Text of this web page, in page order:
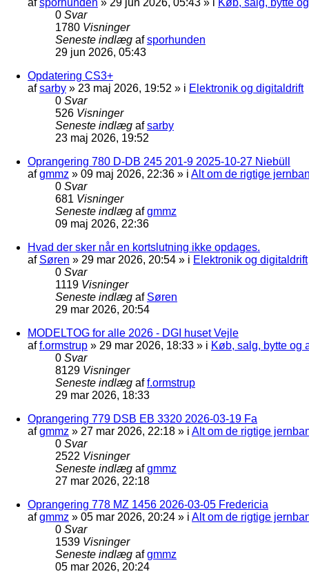
0 Svar
1780 Visninger
Seneste indlæg afsporhunden
29 jun 2026, 05:43
Opdatering CS3+
afsarby » 23 maj 2026, 19:52 » i Elektronik og digitaldrift
0 Svar
526 Visninger
Seneste indlæg afsarby
23 maj 2026, 19:52
Oprangering 780 D-DB 245 201-9 2025-10-27 Niebüll
afgmmz » 09 maj 2026, 22:36 » i Alt om de rigtige
0 Svar
681 Visninger
Seneste indlæg afgmmz
09 maj 2026, 22:36
Hvad der sker når en kortslutning ikke opdages.
af Søren » 29 mar 2026, 20:54 » i Elektronik og digitaldrift
0 Svar
1119 Visninger
Seneste indlæg af Søren
29 mar 2026, 20:54
MODELTOG for alle 2026 - DGI huset Vejle
aff.ormstrup » 29 mar 2026, 18:33 » i Køb, salg, bytte og
0 Svar
8129 Visninger
Seneste indlæg aff.ormstrup
29 mar 2026, 18:33
Oprangering 779 DSB EB 3320 2026-03-19 Fa
afgmmz » 27 mar 2026, 22:18 » i Alt om de rigtige
0 Svar
2522 Visninger
Seneste indlæg afgmmz
27 mar 2026, 22:18
Oprangering 778 MZ 1456 2026-03-05 Fredericia
afgmmz » 05 mar 2026, 20:24 » i Alt om de rigtige
0 Svar
1539 Visninger
Seneste indlæg afgmmz
05 mar 2026, 20:24